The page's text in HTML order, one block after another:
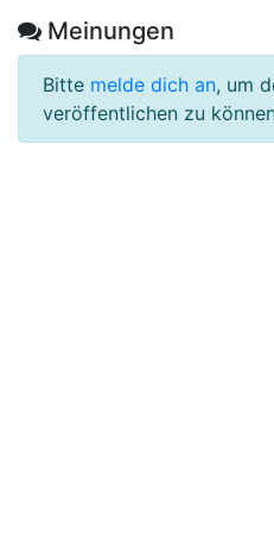
Meinungen
Bitte melde dich an, um
veröffentlichen zu